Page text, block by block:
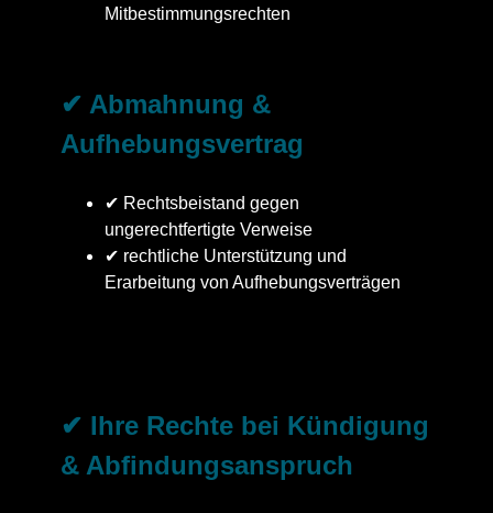
Mitbestimmungsrechten
✔ Abmahnung &
Aufhebungsvertrag
✔ Rechtsbeistand gegen
ungerechtfertigte Verweise
✔ rechtliche Unterstützung und
Erarbeitung von Aufhebungsverträgen
✔ Ihre Rechte bei Kündigung
& Abfindungsanspruch